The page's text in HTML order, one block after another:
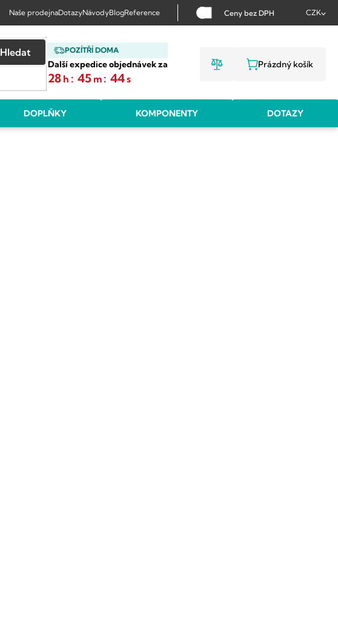
Naše prodejnaDotazyNávodyBlogReference Ceny bez DPH CZK
POZÍTŘÍ DOMA
Další expedice objednávek za
28 h : 45 m : 43s
Hledat
NÁKUPNÍ
Prázdný košík
DOPLŇKY KOMPONENTY DOTAZY